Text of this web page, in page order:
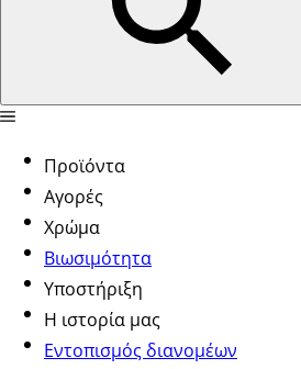
Προϊόντα
Αγορές
Χρώμα
Βιωσιμότητα
Υποστήριξη
Η ιστορία μας
Εντοπισμός διανομέων